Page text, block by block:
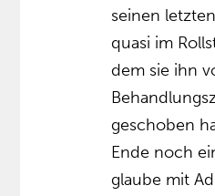
seinen
quasi im
dem sie ihn
geschoben
Ende noch
glaube mit